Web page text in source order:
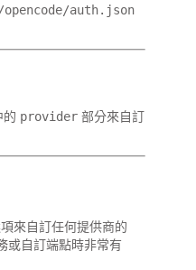
auth.json
的 provider 部分來自訂
來自訂任何提供商的
或自訂端點時非常有